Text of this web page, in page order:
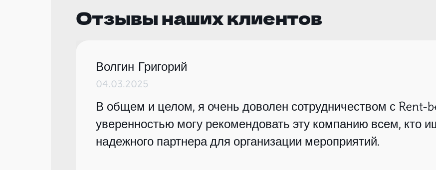
Отзывы наших клиентов
Волгин Григорий
04.03.2025
В общем и целом, я очень доволен сотрудничеством с Rent-
уверенностью могу рекомендовать эту компанию всем, кто
надежного партнера для организации мероприятий.